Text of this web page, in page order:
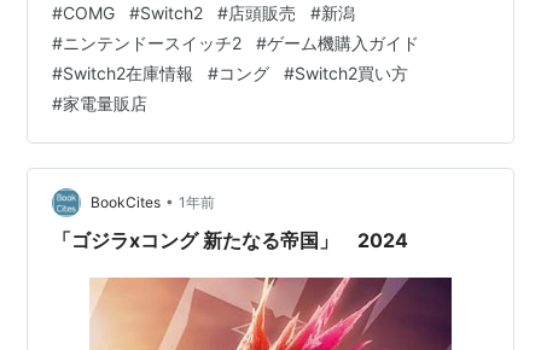
人ぞ知る最強の穴場ショップがあるんです🌟 編集部デス
クが徹底調査した結果、ヨドバシやビックカメラで買え
なかった人でも、COMG!なら成功率87%で購入できてい
るという驚きの事実が判明しました！ この記事を最後ま
で読めば、あなたの「Switch2が買えない」という悩みは
100…
#COMG #Switch2 #店頭販売 #新潟
#ニンテンドースイッチ2 #ゲーム機購入ガイド
#Switch2在庫情報 #コング #Switch2買い方
#家電量販店
BookCites • 1年前
「ゴジラxコング 新たなる帝国」 2024